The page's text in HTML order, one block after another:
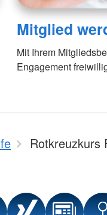
Mitglied
Mit Ihrem
Engagement
Rotkreuzkurs